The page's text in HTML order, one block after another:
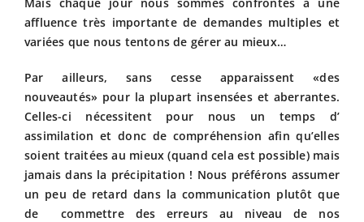
Contact
affluence très importante de demandes multiples et
variées que nous tentons de gérer au mieux…
Par ailleurs, sans cesse apparaissent «des
nouveautés» pour la plupart insensées et aberrantes.
Celles-ci nécessitent pour nous un temps d’
assimilation et donc de compréhension afin qu’elles
soient traitées au mieux (quand cela est possible) mais
jamais dans la précipitation ! Nous préférons assumer
un peu de retard dans la communication plutôt que
de commettre des erreurs au niveau de nos